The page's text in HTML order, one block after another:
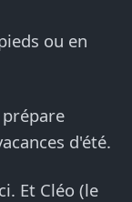
ou en
d'été.
Et Cléo (le